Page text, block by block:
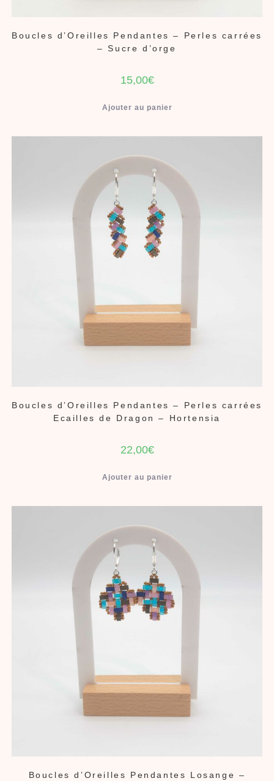
Boucles d’Oreilles Pendantes – Perles carrées
– Sucre d’orge
15,00€
Ajouter au panier
Boucles d’Oreilles Pendantes – Perles carrées
Ecailles de Dragon – Hortensia
22,00€
Ajouter au panier
Boucles d’Oreilles Pendantes Losange –